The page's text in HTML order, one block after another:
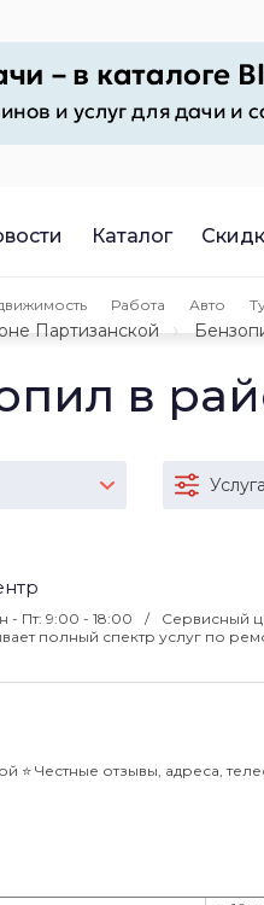
Каталог
Работа Авто
Партизанской
в
Услуга
- Пт: 9:00 - 18:00
Сервисный
полный спектр услуг по
⭐️ Честные отзывы, адреса,